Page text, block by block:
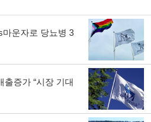
운자로 당뇨병 3
출증가 “시장 기대